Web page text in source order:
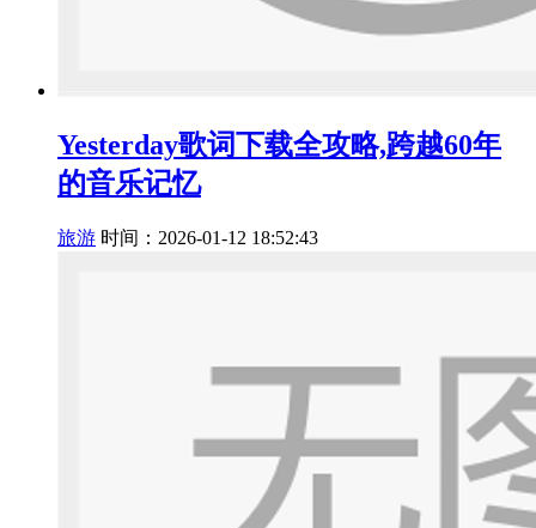
Yesterday歌词下载全攻略,跨越60年
的音乐记忆
旅游 时间：2026-01-12 18:52:43